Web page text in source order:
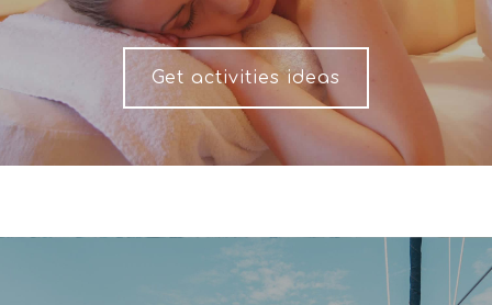
Get activities ideas